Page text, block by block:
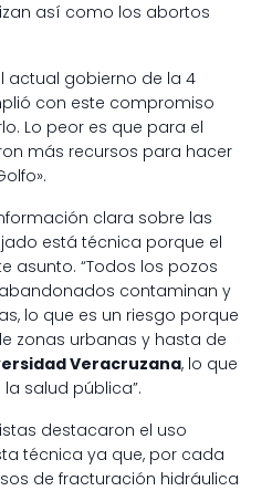
así como los abortos
actual gobierno de la 4
con este compromiso
Lo peor es que para el
más recursos para hacer
clara sobre las
está técnica porque el
asunto. “Todos los pozos
contaminan y
lo que es un riesgo porque
zonas urbanas y hasta de
Veracruzana, lo que
salud pública”.
destacaron el uso
técnica ya que, por cada
de fracturación hidráulica